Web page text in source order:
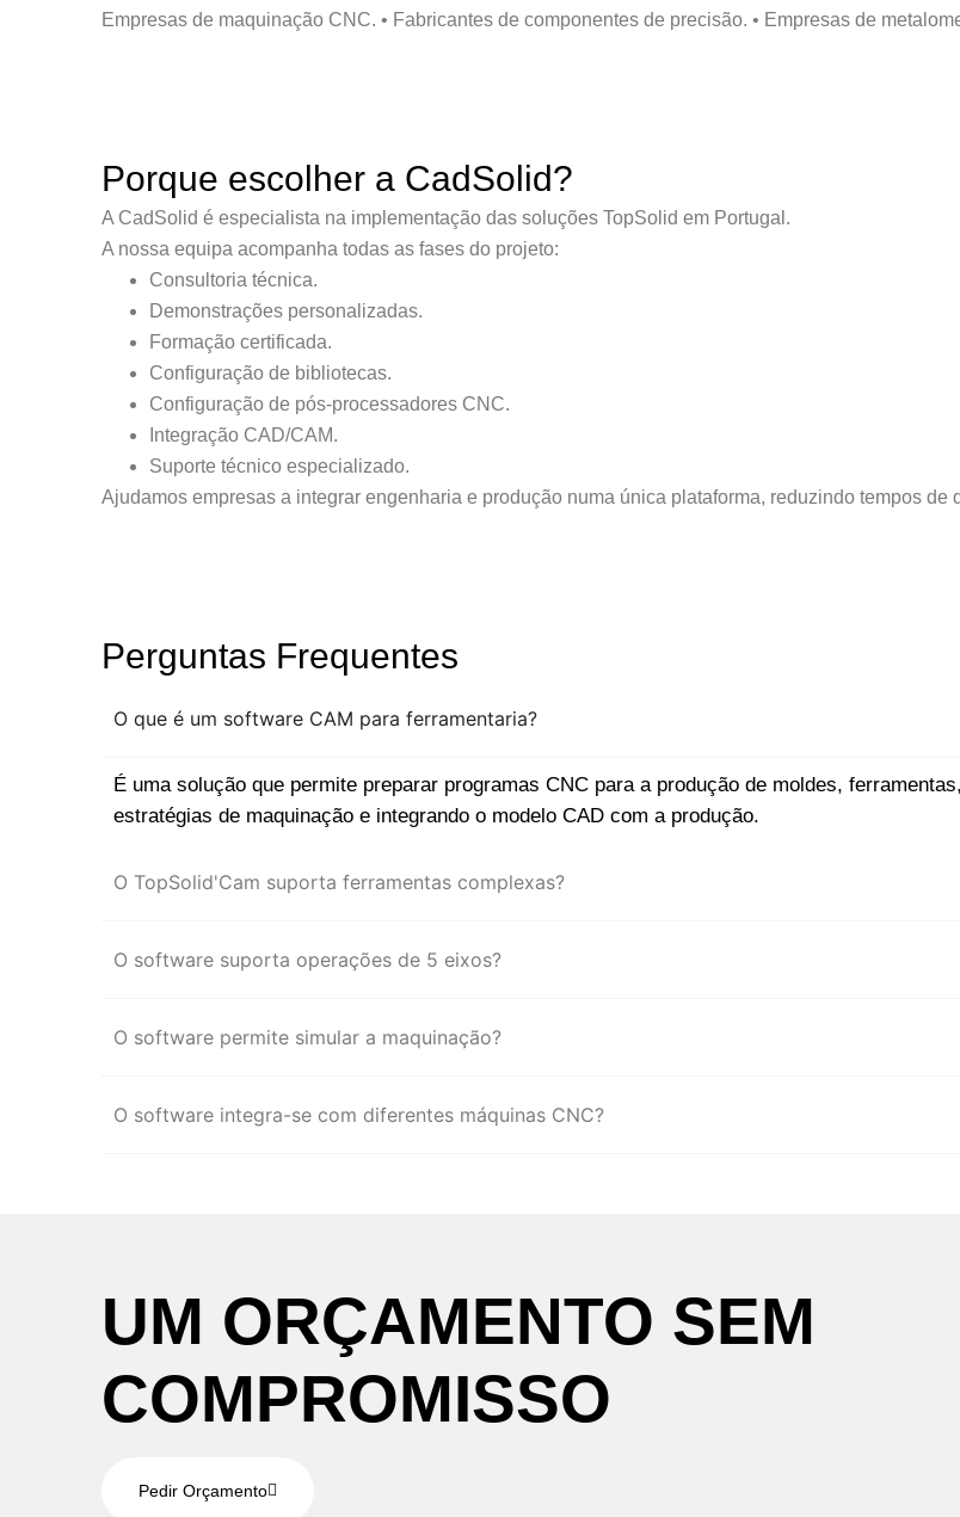
Empresas de maquinação CNC. • Fabricantes de componentes de precisão. • Empresas de
Porque escolher a CadSolid?
A CadSolid é especialista na implementação das soluções TopSolid em Portugal.
A nossa equipa acompanha todas as fases do projeto:
Consultoria técnica.
Demonstrações personalizadas.
Formação certificada.
Configuração de bibliotecas.
Configuração de pós-processadores CNC.
Integração CAD/CAM.
Suporte técnico especializado.
Ajudamos empresas a integrar engenharia e produção numa única plataforma, reduzindo tempos
Perguntas Frequentes
O que é um software CAM para ferramentaria?
É uma solução que permite preparar programas CNC para a produção de moldes,
estratégias de maquinação e integrando o modelo CAD com a produção.
O TopSolid'Cam suporta ferramentas complexas?
O software suporta operações de 5 eixos?
O software permite simular a maquinação?
O software integra-se com diferentes máquinas CNC?
UM ORÇAMENTO SEM
COMPROMISSO
Pedir Orçamento